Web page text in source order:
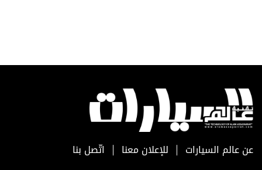
عن عالم السيارات للإعلان معنا اتّصل بنا